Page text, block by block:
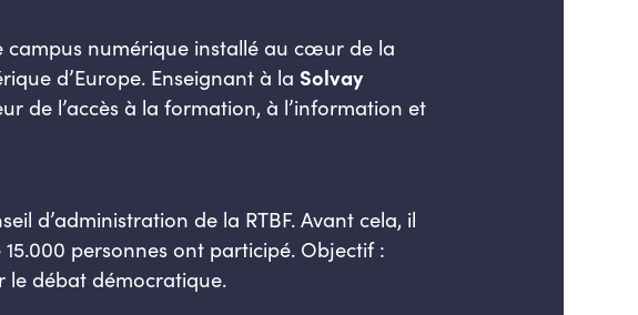
campus numérique installé au cœur de la
d’Europe. Enseignant à la Solvay
de l’accès à la formation, à l’information et
d’administration de la RTBF. Avant cela, il
personnes ont participé. Objectif :
le débat démocratique.